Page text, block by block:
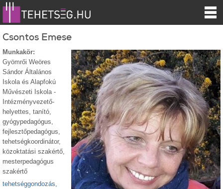
Csontos Emese
Munkakör:
Gyömrői Weöres
Sándor Általános
Iskola és Alapfokú
Művészeti Iskola -
Intézményvezető-
helyettes, tanító,
gyógypedagógus,
fejlesztőpedagógus,
tehetségkoordinátor,
közoktatási szakértő,
mesterpedagógus
szakértő
tehetséggondozás,